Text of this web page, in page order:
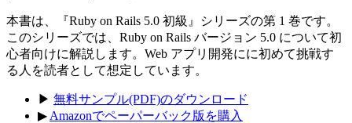
本書は、『Ruby on Rails 5.0 初級』シリーズの第 1 巻です。
このシリーズでは、Ruby on Rails バージョン 5.0 について初
心者向けに解説します。Web アプリ開発にに初めて挑戦す
る人を読者として想定しています。
▶ 無料サンプル(PDF)のダウンロード
▶ Amazonでペーパーバック版を購入